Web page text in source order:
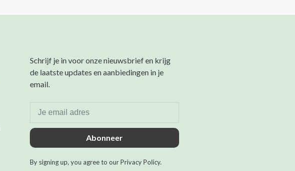
Schrijf je in voor onze nieuwsbrief en krijg
de laatste updates en aanbiedingen in je
email.
Abonneer
By signing up, you agree to our Privacy Policy.